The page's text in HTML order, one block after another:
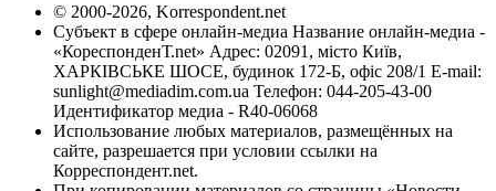
© 2000-2026, Korrespondent.net
Субъект в сфере онлайн-медиа Название онлайн-медиа -
«КореспонденТ.net» Адрес: 02091, місто Київ,
ХАРКІВСЬКЕ ШОСЕ, будинок 172-Б, офіс 208/1 E-mail:
sunlight@mediadim.com.ua Телефон: 044-205-43-00
Идентификатор медиа - R40-06068
Использование любых материалов, размещённых на
сайте, разрешается при условии ссылки на
Корреспондент.net.